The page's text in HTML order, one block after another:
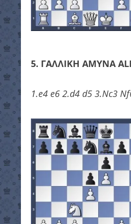
5. ΓΑΛΛΙΚΗ ΑΜΥΝΑ
1.e4 e6 2.d4 d5 3.Nc3